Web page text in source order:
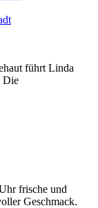
führt Linda
Die
frische und
Geschmack.